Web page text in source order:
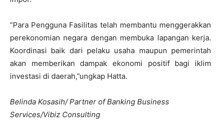
“Para Pengguna Fasilitas telah membantu menggerakkan
perekonomian negara dengan membuka lapangan kerja.
Koordinasi baik dari pelaku usaha maupun pemerintah
akan memberikan dampak ekonomi positif bagi iklim
investasi di daerah,”ungkap Hatta.
Belinda Kosasih/ Partner of Banking Business
Services/Vibiz Consulting